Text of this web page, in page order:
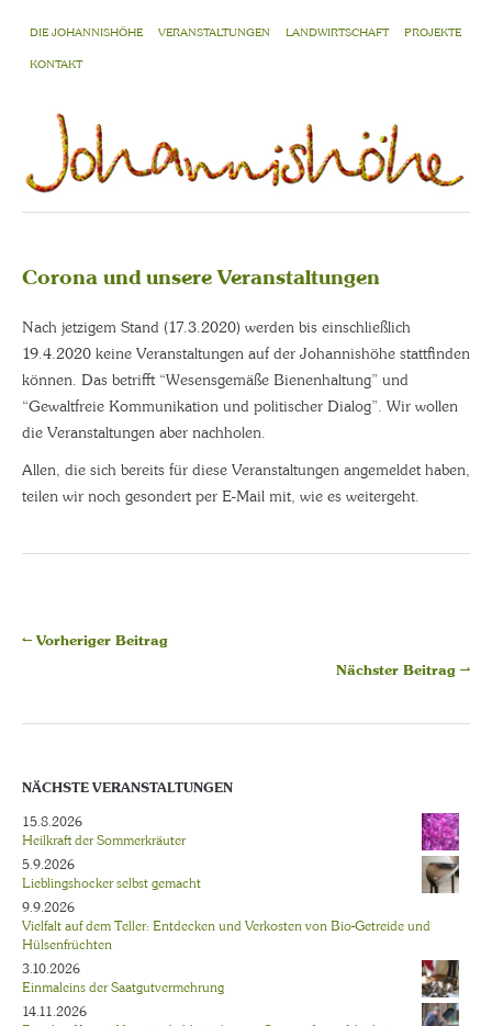
DIE JOHANNISHÖHE VERANSTALTUNGEN LANDWIRTSCHAFT PROJEKTE
KONTAKT
Corona und unsere Veranstaltungen
Nach jetzigem Stand (17.3.2020) werden bis einschließlich
19.4.2020 keine Veranstaltungen auf der Johannishöhe stattfinden
können. Das betrifft “Wesensgemäße Bienenhaltung” und
“Gewaltfreie Kommunikation und politischer Dialog”. Wir wollen
die Veranstaltungen aber nachholen.
Allen, die sich bereits für diese Veranstaltungen angemeldet haben,
teilen wir noch gesondert per E-Mail mit, wie es weitergeht.
← Vorheriger Beitrag
Nächster Beitrag →
NÄCHSTE VERANSTALTUNGEN
15.8.2026
Heilkraft der Sommerkräuter
5.9.2026
Lieblingshocker selbst gemacht
9.9.2026
Vielfalt auf dem Teller: Entdecken und Verkosten von Bio-Getreide und
Hülsenfrüchten
3.10.2026
Einmaleins der Saatgutvermehrung
14.11.2026